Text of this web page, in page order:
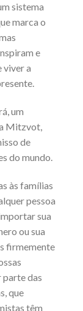
sistema
marca o
e
viver a
um
Mitzvot,
de
do mundo.
às famílias
pessoa
sua
ou sua
firmemente
parte das
que
têm